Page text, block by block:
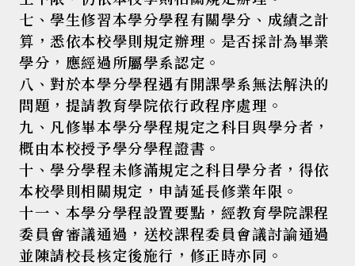
七、學生修習本學分學程有關學分、成績之計
算，悉依本校學則規定辦理。是否採計為畢業
學分，應經過所屬學系認定。
八、對於本學分學程遇有開課學系無法解決的
問題，提請教育學院依行政程序處理。
九、凡修畢本學分學程規定之科目與學分者，
概由本校授予學分學程證書。
十、學分學程未修滿規定之科目學分者，得依
本校學則相關規定，申請延長修業年限。
十一、本學分學程設置要點，經教育學院課程
委員會審議通過，送校課程委員會議討論通過
並陳請校長核定後施行，修正時亦同。